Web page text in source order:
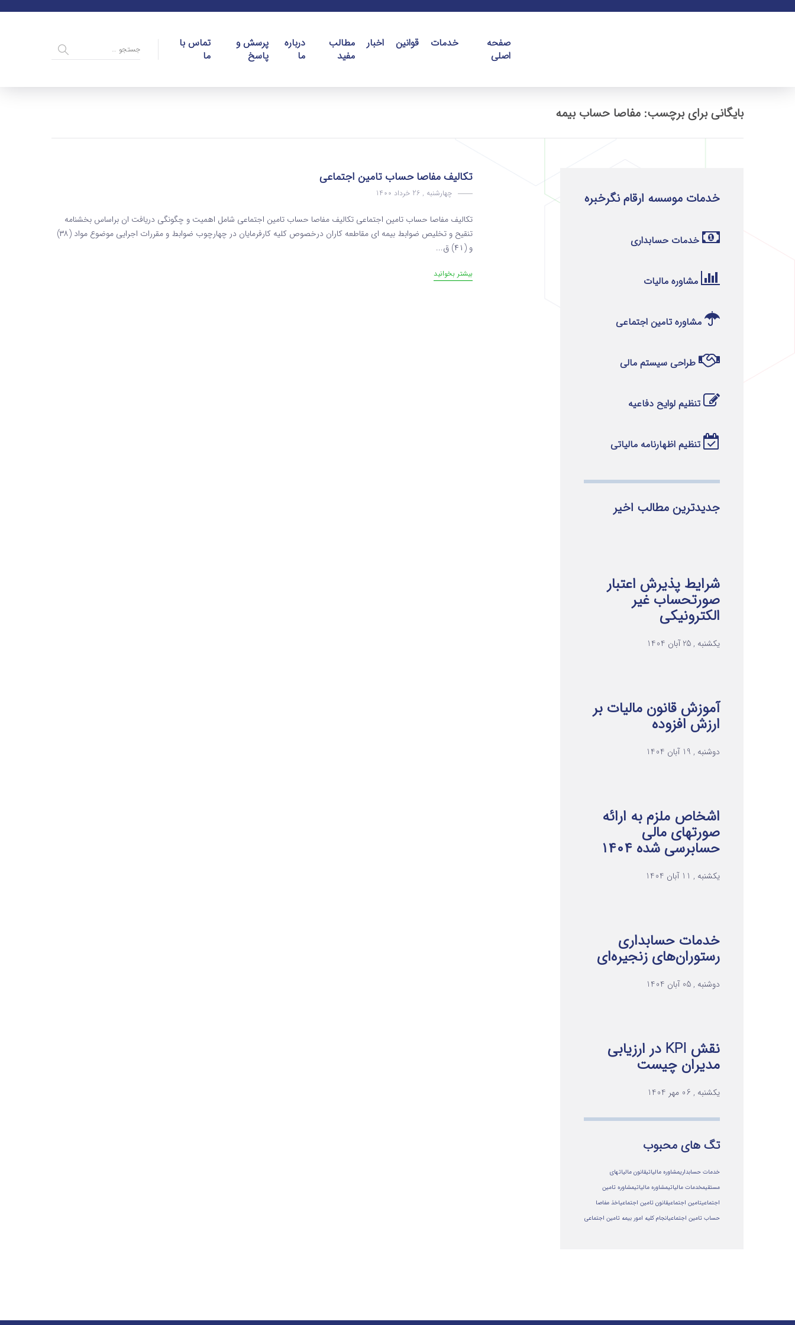
صفحه
اصلی
خدمات قوانین اخبار
مطالب
مفید
درباره
ما
پرسش و
پاسخ
تماس با
ما
بایگانی برای برچسب: مفاصا حساب بیمه
تکالیف مفاصا حساب تامین اجتماعی
چهارشنبه , 26 خرداد 1400
تکالیف مفاصا حساب تامین اجتماعی تکالیف مفاصا حساب تامین اجتماعی شامل اهمیت و چگونگی دریافت ان براساس بخشنامه
تنقیح و تخلیص ضوابط بیمه ای مقاطعه کاران درخصوص کلیه کارفرمایان در چهارچوب ضوابط و مقررات اجرایی موضوع مواد (۳۸)
و (۴۱) ق...
بیشتر بخوانید
خدمات موسسه ارقام نگرخبره
خدمات حسابداری
مشاوره مالیات
مشاوره تامین اجتماعی
طراحی سیستم مالی
تنظیم لوایح دفاعیه
تنظیم اظهارنامه مالیاتی
جدیدترین مطالب اخیر
شرایط پذیرش اعتبار
صورتحساب غیر
الکترونیکی
یکشنبه , 25 آبان 1404
آموزش قانون مالیات بر
ارزش افزوده
دوشنبه , 19 آبان 1404
اشخاص ملزم به ارائه
صورتهای مالی
حسابرسی شده ۱۴۰۴
یکشنبه , 11 آبان 1404
خدمات حسابداری
رستوران‌های زنجیره‌ای
دوشنبه , 05 آبان 1404
نقش KPI در ارزیابی
مدیران چیست
یکشنبه , 06 مهر 1404
تگ های محبوب
خدمات حسابداریمشاوره مالیاتیقانون مالیاتهای
مستقیمخدمات مالیاتیمشاوره مالياتيمشاوره تامین
اجتماعیتامین اجتماعیقانون تامین اجتماعیاخذ مفاصا
حساب تامین اجتماعیانجام کلیه امور بیمه تامین اجتماعی